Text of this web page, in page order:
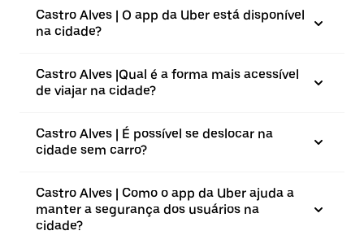
Castro Alves | O app da Uber está disponível
na cidade?
Castro Alves |⁠Qual é a forma mais acessível
de viajar na cidade?
Castro Alves | É possível se deslocar na
cidade sem carro?
Castro Alves | Como o app da Uber ajuda a
manter a segurança dos usuários na
cidade?